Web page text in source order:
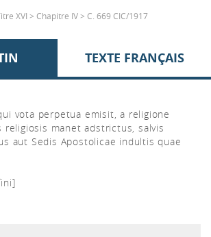
XVI > Chapitre IV > C. 669 CIC/1917
TEXTE FRANÇAIS
vota perpetua emisit, a religione
religiosis manet adstrictus, salvis
aut Sedis Apostolicae indultis quae